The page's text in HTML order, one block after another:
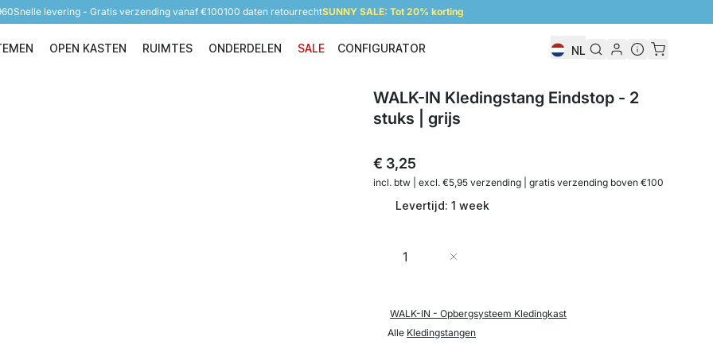
Snelle levering - Gratis verzending vanaf €100100 daten retourrechtSUNNY SALE: Tot 20% korting
Opbergsystemen
OPEN KASTEN
Open Kasten
RUIMTES
Ruimtes
ONDERDELEN
Onderdelen
SALE CONFIGURATOR NL
WALK-IN Kledingstang Eindstop - 2
stuks | grijs
€ 3,25
incl. btw | excl. €5,95 verzending | gratis verzending boven €100
Levertijd: 1 week
Aantal
WALK-IN - Opbergsysteem Kledingkast
Alle Kledingstangen